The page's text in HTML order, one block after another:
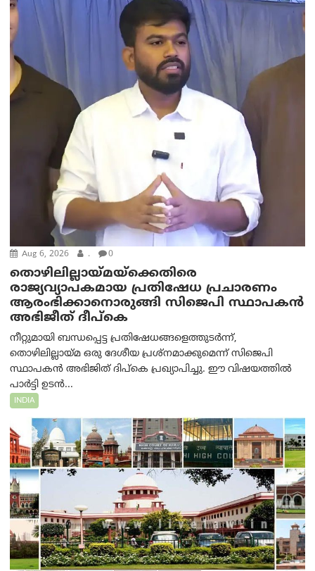
Aug 6, 2026 . 0
തൊഴിലില്ലായ്മയ്ക്കെതിരെ
രാജ്യവ്യാപകമായ പ്രതിഷേധ പ്രചാരണം
ആരംഭിക്കാനൊരുങ്ങി സിജെപി സ്ഥാപകന്‍
അഭിജീത് ദീപ്കെ
നീറ്റുമായി ബന്ധപ്പെട്ട പ്രതിഷേധങ്ങളെത്തുടർന്ന്,
തൊഴിലില്ലായ്മ ഒരു ദേശീയ പ്രശ്നമാക്കുമെന്ന് സിജെപി
സ്ഥാപകൻ അഭിജിത് ദിപ്കെ പ്രഖ്യാപിച്ചു. ഈ വിഷയത്തിൽ
പാർട്ടി ഉടൻ...
INDIA